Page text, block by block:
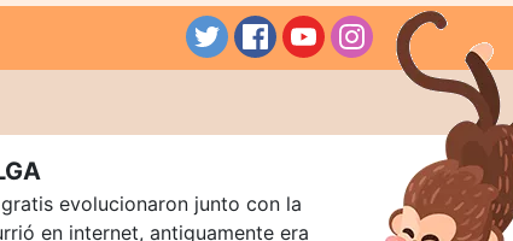
evolucionaron junto con la
en internet, antiguamente era